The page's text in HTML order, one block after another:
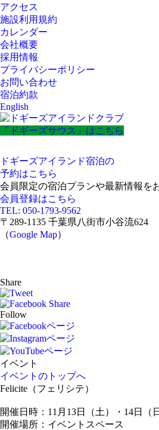
アクセス
施設利用規約
カレンダー
会社概要
採用情報
プライバシーポリシー
お問い合わせ
宿泊約款
English
「ドギーズサウス」はこちら
ドギーズアイランド宿泊の
予約はこちら
会員限定の宿泊プランや最新情報を
会員登録はこちら
TEL: 050-1793-9562
〒289-1135 千葉県八街市小谷流624
（Google Map）
Share
Follow
イベント
イベントのトップへ
Felicite（フェリシテ）
開催日時：11月13日（土）・14日（
開催場所：イベントスペース